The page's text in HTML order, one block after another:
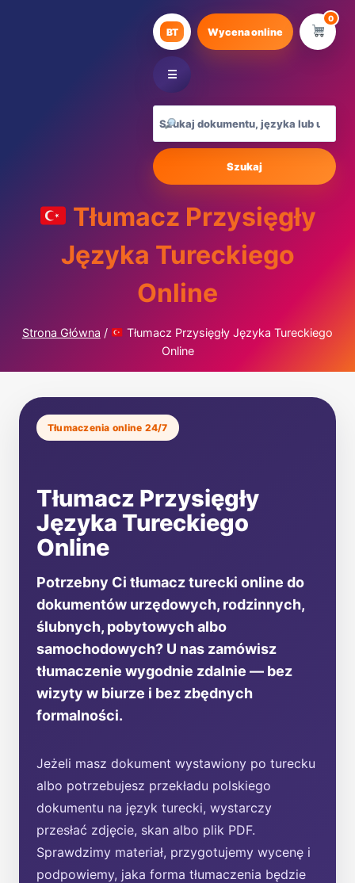
BT Wycena online
0
☰
Szukaj
Tłumacz Przysięgły
Języka Tureckiego
Online
Strona Główna /
Tłumacz Przysięgły Języka Tureckiego
Online
Tłumaczenia online 24/7
Tłumacz Przysięgły
Języka Tureckiego
Online
Potrzebny Ci tłumacz turecki online do
dokumentów urzędowych, rodzinnych,
ślubnych, pobytowych albo
samochodowych? U nas zamówisz
tłumaczenie wygodnie zdalnie — bez
wizyty w biurze i bez zbędnych
formalności.
Jeżeli masz dokument wystawiony po turecku
albo potrzebujesz przekładu polskiego
dokumentu na język turecki, wystarczy
przesłać zdjęcie, skan albo plik PDF.
Sprawdzimy materiał, przygotujemy wycenę i
podpowiemy, jaka forma tłumaczenia będzie